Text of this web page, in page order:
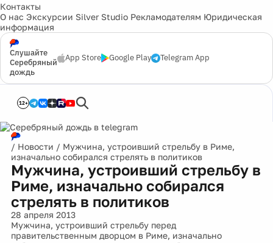
Контакты
О нас Экскурсии Silver Studio Рекламодателям Юридическая
информация
Слушайте
Серебряный
дождь
App Store Google Play Telegram App
12+
/ Новости / Мужчина, устроивший стрельбу в Риме,
изначально собирался стрелять в политиков
Мужчина, устроивший стрельбу в
Риме, изначально собирался
стрелять в политиков
28 апреля 2013
Мужчина, устроивший стрельбу перед
правительственным дворцом в Риме, изначально